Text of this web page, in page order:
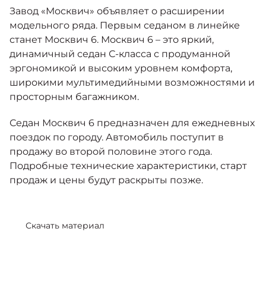
Яркий динамичный седан
от 2 237 000 ₽*
Москвич 3 с ручным
управлением (РУ)
возможности
от 2 069 000 ₽*
Практичный семиместный
Кредитные программы
Спецпредложения
Калькулятор трейд-ин
Страховые программы
Моторное масло
СЕРВИСНЫЕ АКЦИИ
КОНТАКТЫ
Завод «Москвич» объявляет о расширении
модельного ряда. Первым седаном в линейке
станет Москвич 6. Москвич 6 – это яркий,
динамичный седан С-класса с продуманной
эргономикой и высоким уровнем комфорта,
широкими мультимедийными возможностями и
просторным багажником.
Седан Москвич 6 предназначен для ежедневных
поездок по городу. Автомобиль поступит в
продажу во второй половине этого года.
Подробные технические характеристики, старт
продаж и цены будут раскрыты позже.
Скачать материал